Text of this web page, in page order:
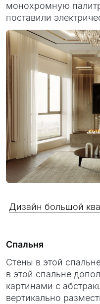
монохромную
поставили
Дизайн большой
Спальня
Стены в этой
в этой спальне
картинами с
вертикально